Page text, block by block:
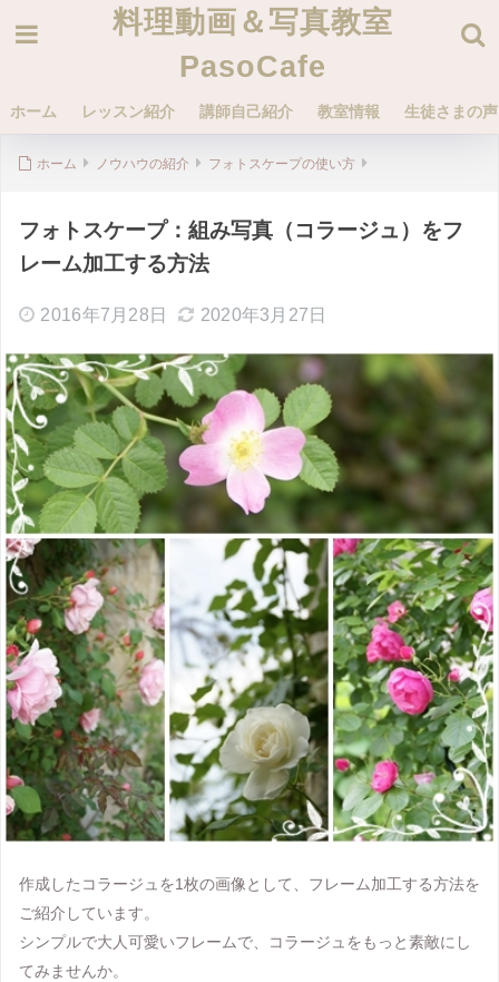
料理動画＆写真教室
PasoCafe
ホーム レッスン紹介 講師自己紹介 教室情報 生徒さまの
ホーム ノウハウの紹介 フォトスケープの使い方
フォトスケープ：組み写真（コラージュ）をフ
レーム加工する方法
2016年7月28日 2020年3月27日
作成したコラージュを1枚の画像として、フレーム加工する方法を
ご紹介しています。
シンプルで大人可愛いフレームで、コラージュをもっと素敵にし
てみませんか。